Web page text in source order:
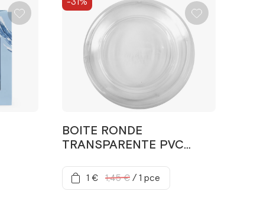
BOITE RONDE
TRANSPARENTE PVC
1 € 1,45 € /1 pce